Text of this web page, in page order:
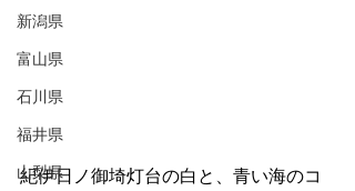
新潟県
富山県
石川県
福井県
山梨県
紀伊日ノ御埼灯台の白と、青い海のコ